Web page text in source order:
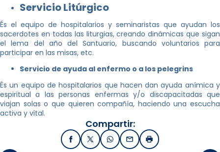
Servicio Litúrgico
És el equipo de hospitalarios y seminaristas que ayudan los
sacerdotes en todas las liturgias, creando dinámicas que sigan
el lema del año del Santuario, buscando voluntarios para
participar en las misas, etc.
Servicio de ayuda al enfermo o a los pelegrins
És un equipo de hospitalarios que hacen dan ayuda anímica y
espiritual a las personas enfermas y/o discapacitadas que
viajan solas o que quieren compañía, haciendo una escucha
activa y vital.
Compartir:
FacebookX / TwitterWhatsApp
EmailImprimir